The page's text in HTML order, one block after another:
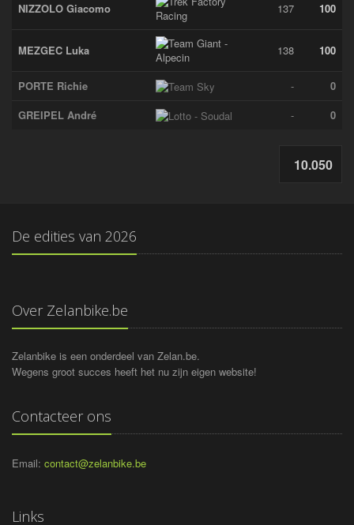
NIZZOLO Giacomo 137 100
MEZGEC Luka 138 100
PORTE Richie -
0
GREIPEL André
- 0
10.050
De edities van 2026
Over Zelanbike.be
Zelanbike is een onderdeel van Zelan.be.
Wegens groot succes heeft het nu zijn eigen website!
Contacteer ons
Email: contact@zelanbike.be
Links